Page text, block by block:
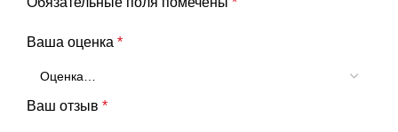
Ваша оценка *
Ваш отзыв *